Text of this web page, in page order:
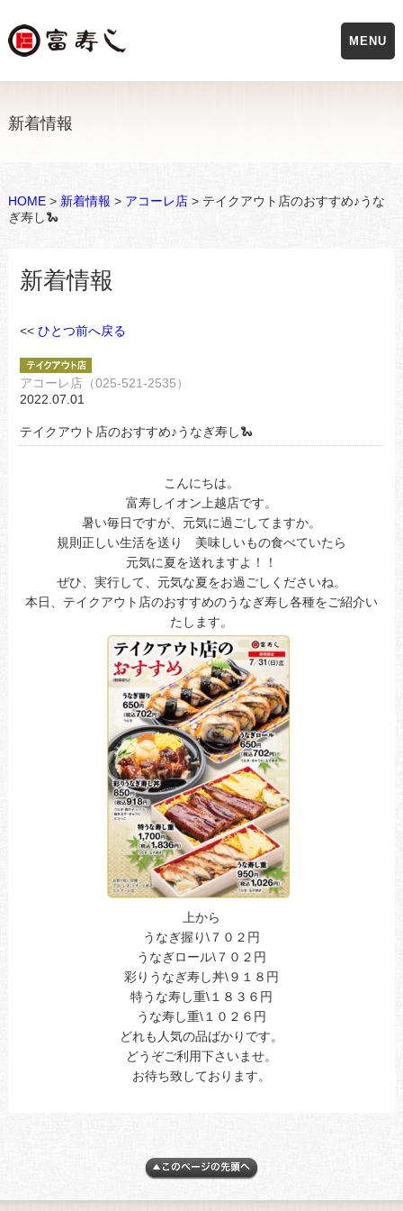
新着情報
HOME> 新着情報 > アコーレ店> テイクアウト店のおすすめ♪うな
ぎ寿し🐍
新着情報
<< ひとつ前へ戻る
アコーレ店（025-521-2535）
2022.07.01
テイクアウト店のおすすめ♪うなぎ寿し🐍
こんにちは。
富寿しイオン上越店です。
暑い毎日ですが、元気に過ごしてますか。
規則正しい生活を送り 美味しいもの食べていたら
元気に夏を送れますよ！！
ぜひ、実行して、元気な夏をお過ごしくださいね。
本日、テイクアウト店のおすすめのうなぎ寿し各種をご紹介い
たします。
上から
うなぎ握り\７０２円
うなぎロール\７０２円
彩りうなぎ寿し丼\９１８円
特うな寿し重\１８３６円
うな寿し重\１０２６円
どれも人気の品ばかりです。
どうぞご利用下さいませ。
お待ち致しております。
MENU